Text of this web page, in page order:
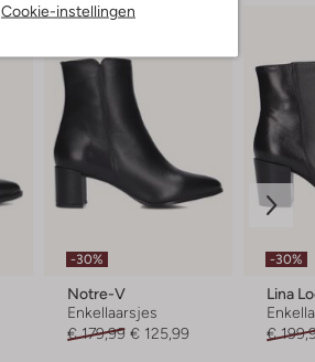
Cookie-instellingen
-30%
Notre-V
Enkellaarsjes
€ 179,99 € 125,99
-30%
Lina
€